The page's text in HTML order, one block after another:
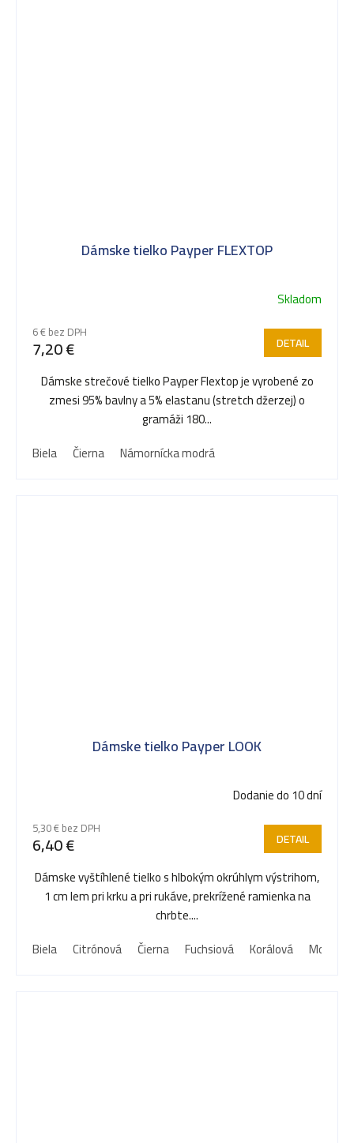
Dámske tielko Payper FLEXTOP
Skladom
6 € bez DPH
7,20 € DETAIL
Dámske strečové tielko Payper Flextop je vyrobené zo
zmesi 95% bavlny a 5% elastanu (stretch džerzej) o
gramáži 180...
Biela
Čierna Námornícka modrá
Dámske tielko Payper LOOK
Dodanie do 10 dní
5,30 € bez DPH
6,40 € DETAIL
Dámske vyštíhlené tielko s hlbokým okrúhlym výstrihom,
1 cm lem pri krku a pri rukáve, prekrížené ramienka na
chrbte....
Biela
Citrónová Čierna Fuchsiová Korálová Modrá